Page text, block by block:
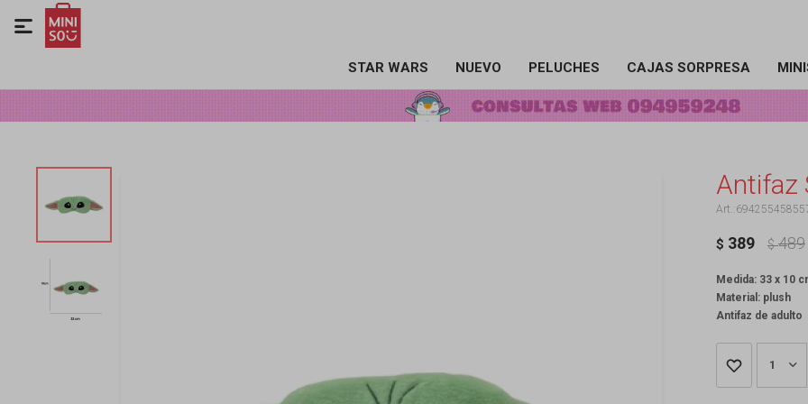
STAR WARS NUEVO PELUCHES CAJAS SORPRESA

Antifaz
$ 389 $ 489
Medida: 33 x 10
Material: plush
Antifaz de adulto
1